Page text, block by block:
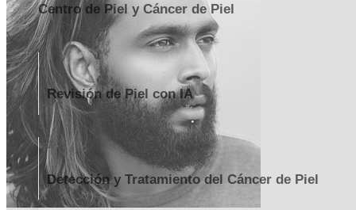
Centro de Piel y Cáncer de Piel
Revisión de Piel con IA
Detección y Tratamiento del Cáncer de Piel